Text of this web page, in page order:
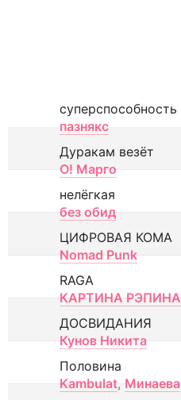
суперспособность
пазнякс
Дуракам везёт
О! Марго
нелёгкая
без обид
ЦИФРОВАЯ КОМА
Nomad Punk
RAGA
КАРТИНА РЭПИНА
ДОСВИДАНИЯ
Кунов Никита
Половина
Kambulat, Минаева